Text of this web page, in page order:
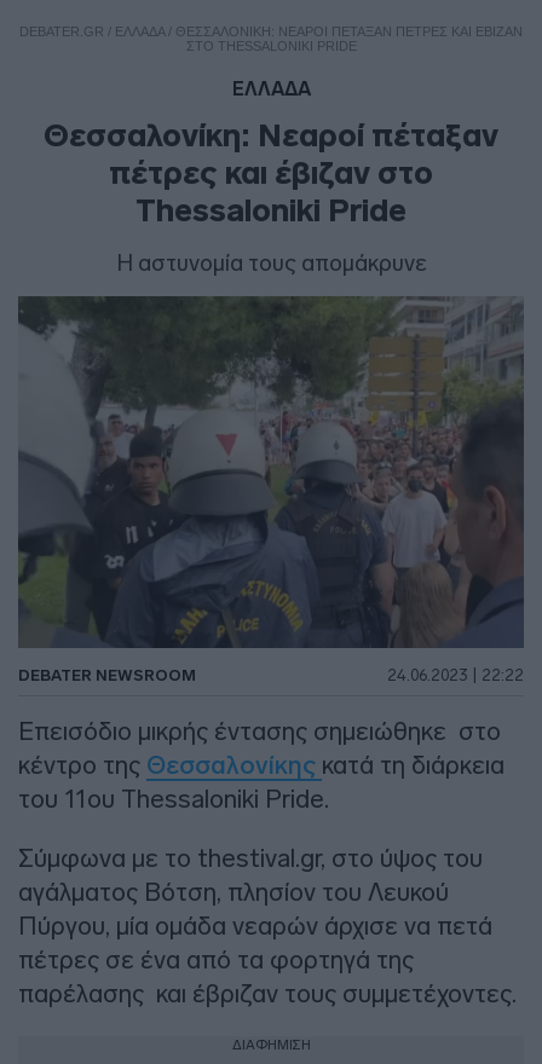
DEBATER.GR / ΕΛΛΑΔΑ/ ΘΕΣΣΑΛΟΝΊΚΗ: ΝΕΑΡΟΊ ΠΈΤΑΞΑΝ ΠΈΤΡΕΣ ΚΑΙ ΈΒΙΖΑΝ
ΣΤΟ THESSALONIKI PRIDE
ΕΛΛΑΔΑ
Θεσσαλονίκη: Νεαροί πέταξαν
πέτρες και έβιζαν στο
Thessaloniki Pride
Η αστυνομία τους απομάκρυνε
DEBATER NEWSROOM 24.06.2023 | 22:22
Επεισόδιο μικρής έντασης σημειώθηκε στο
κέντρο της Θεσσαλονίκης κατά τη διάρκεια
του 11ου Thessaloniki Pride.
Σύμφωνα με το thestival.gr, στο ύψος του
αγάλματος Βότση, πλησίον του Λευκού
Πύργου, μία ομάδα νεαρών άρχισε να πετά
πέτρες σε ένα από τα φορτηγά της
παρέλασης και έβριζαν τους συμμετέχοντες.
ΔΙΑΦΗΜΙΣΗ